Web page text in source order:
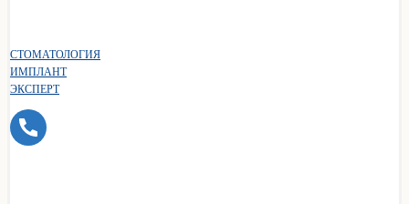
СТОМАТОЛОГИЯ
ИМПЛАНТ
ЭКСПЕРТ